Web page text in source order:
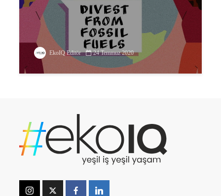
EkoIQ Editör 24 Temmuz 2020